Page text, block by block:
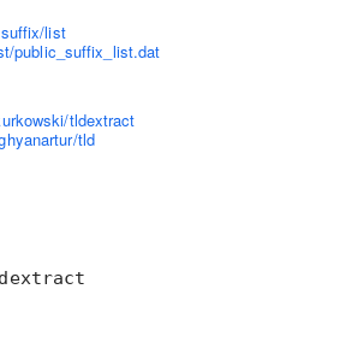
list
public_suffix_list.dat
tldextract
tld